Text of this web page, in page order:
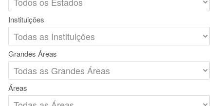
Instituições
Grandes Áreas
Áreas